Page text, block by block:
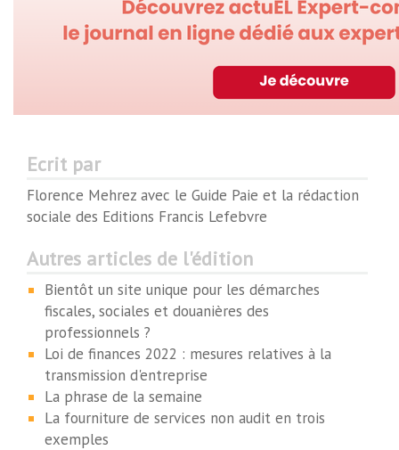
Ecrit par
Florence Mehrez avec le Guide Paie et la rédaction
sociale des Editions Francis Lefebvre
Autres articles de l'édition
Bientôt un site unique pour les démarches
fiscales, sociales et douanières des
professionnels ?
Loi de finances 2022 : mesures relatives à la
transmission d'entreprise
La phrase de la semaine
La fourniture de services non audit en trois
exemples